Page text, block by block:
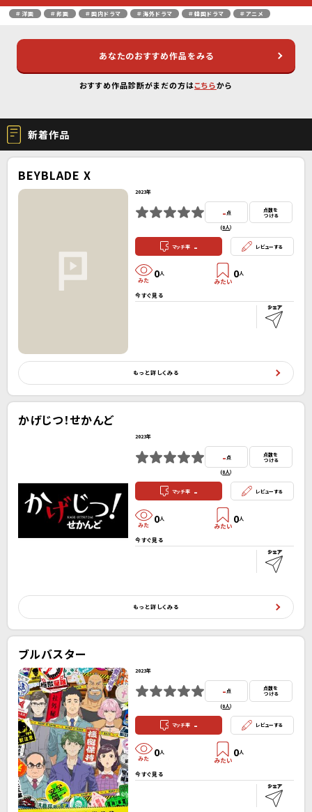
＃洋画 ＃邦画 ＃国内ドラマ ＃海外ドラマ ＃韓国ドラマ ＃アニメ
あなたのおすすめ作品をみる
おすすめ作品診断がまだの方はこちらから
新着作品
BEYBLADE X
2023年
- 点
(0人）
点数を
つける
マッチ率 - レビューする
0人 0人
今すぐ見る
もっと詳しくみる
かげじつ！せかんど
2023年
- 点
(0人）
点数を
つける
マッチ率 - レビューする
0人 0人
今すぐ見る
もっと詳しくみる
ブルバスター
2023年
-点
(0人）
点数を
つける
マッチ率 - レビューする
0人 0人
今すぐ見る